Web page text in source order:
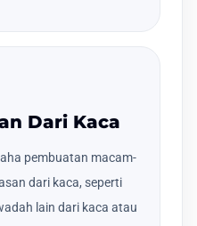
Dari Kaca
pembuatan macam-
dari kaca, seperti
lain dari kaca atau